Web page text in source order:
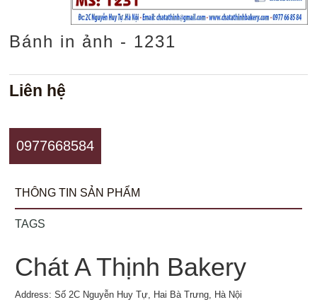
Bánh in ảnh - 1231
Liên hệ
0977668584
THÔNG TIN SẢN PHẨM
TAGS
Chát A Thịnh Bakery
Address: Số 2C Nguyễn Huy Tự, Hai Bà Trưng, Hà Nội